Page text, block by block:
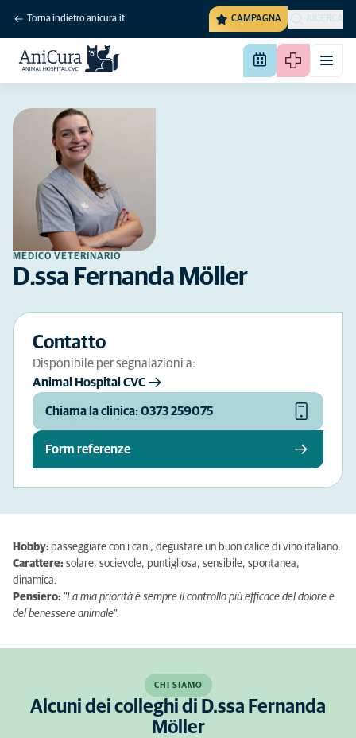
Torna indietro anicura.it CAMPAGNA RICERCA
MEDICO VETERINARIO
D.ssa Fernanda Möller
Contatto
Disponibile per segnalazioni a:
Animal Hospital CVC
Chiama la clinica: 0373 259075
Form referenze
Hobby: passeggiare con i cani, degustare un buon calice di vino italiano.
Carattere: solare, socievole, puntigliosa, sensibile, spontanea,
dinamica.
Pensiero: "La mia priorità è sempre il controllo più efficace del dolore e
del benessere animale".
CHI SIAMO
Alcuni dei colleghi di D.ssa Fernanda
Möller